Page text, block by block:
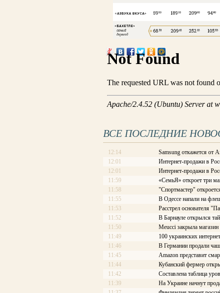
ВСЕ ПОСЛЕДНИЕ
12:14
Samsung откажется от
12:01
Интернет-продажи в
12:01
Интернет-продажи в
11:59
«СемьЯ» откроет три
11:58
"Спортмастер"
11:55
В Одессе напали на
11:53
Расстрел основателя
11:52
В Барнауле открылся
11:50
Meucci закрыла
11:49
100 украинских
11:46
В Германии продали
11:45
Amazon представит
11:44
Кубанский фермер
11:42
Составлена таблица
11:39
На Украине начнут